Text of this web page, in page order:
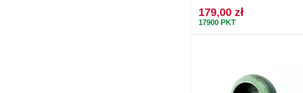
179,00 zł
17900 PKT